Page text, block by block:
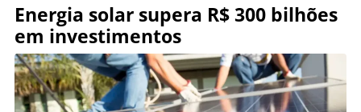
Energia solar supera R$ 300 bilhões
em investimentos